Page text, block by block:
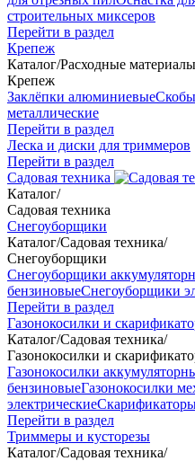
строительных миксеров
Перейти в раздел
Крепеж
Каталог/Расходные материалы
Крепеж
Заклёпки алюминиевыеСкобы
металлические
Перейти в раздел
Леска и диски для триммеров
Перейти в раздел
Садовая техника
Каталог/
Садовая техника
Снегоуборщики
Каталог/Садовая техника/
Снегоуборщики
Снегоуборщики
бензиновыеСнегоуборщики
Перейти в раздел
Газонокосилки и
Каталог/Садовая техника/
Газонокосилки и
Газонокосилки
бензиновыеГазонокосилки
электрические
Перейти в раздел
Триммеры и кусторезы
Каталог/Садовая техника/